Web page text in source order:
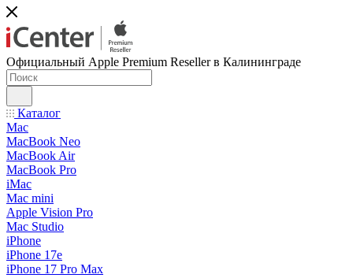
Официальный Apple Premium Reseller в Калининграде
Каталог
Mac
MacBook Neo
MacBook Air
MacBook Pro
iMac
Mac mini
Apple Vision Pro
Mac Studio
iPhone
iPhone 17e
iPhone 17 Pro Max